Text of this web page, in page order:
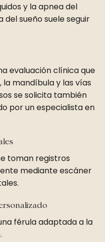
y la apnea del
sueño suele seguir
evaluación clínica que
la mandíbula y las vías
se solicita también
por un especialista en
toman registros
mediante escáner
férula adaptada a la